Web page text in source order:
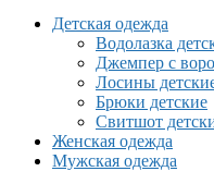
Детская одежда
Водолазка
Джемпер с
Лосины
Брюки детские
Свитшот
Женская одежда
Мужская одежда